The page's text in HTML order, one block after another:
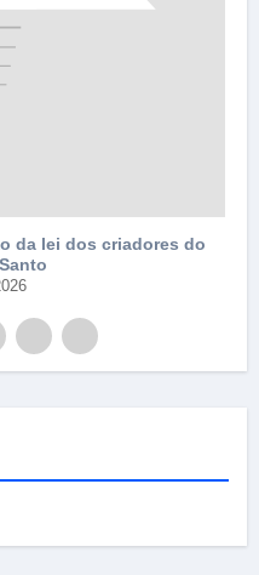
da lei dos criadores do